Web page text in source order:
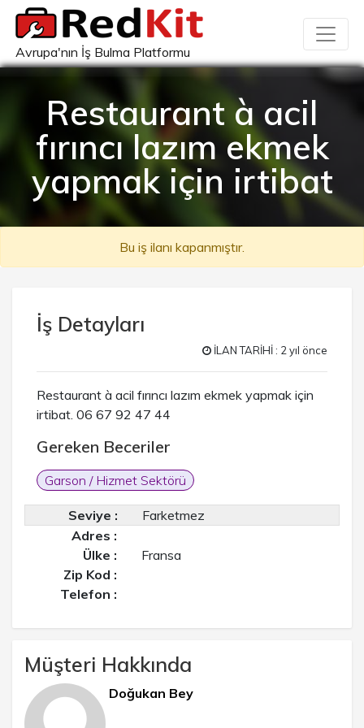
Avrupa'nın İş Bulma Platformu
Restaurant à acil
fırıncı lazım ekmek
yapmak için irtibat
Bu iş ilanı kapanmıştır.
İş Detayları
İLAN TARİHİ : 2 yıl önce
Restaurant à acil fırıncı lazım ekmek yapmak için
irtibat. 06 67 92 47 44
Gereken Beceriler
Garson / Hizmet Sektörü
Seviye :
Farketmez
Adres :
Ülke :
Fransa
Zip Kod :
Telefon :
Müşteri Hakkında
Doğukan Bey